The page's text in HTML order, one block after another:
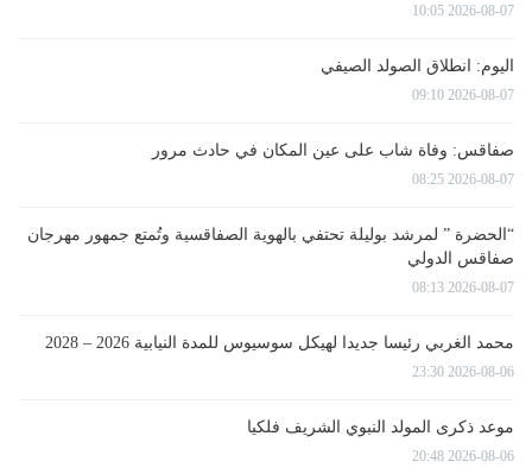
2026-08-07 10:05
اليوم: انطلاق الصولد الصيفي
2026-08-07 09:10
صفاقس: وفاة شاب على عين المكان في حادث مرور
2026-08-07 08:25
“الحضرة ” لمرشد بوليلة تحتفي بالهوية الصفاقسية وتُمتع جمهور مهرجان
صفاقس الدولي
2026-08-07 08:13
محمد الغربي رئيسا جديدا لهيكل سوسيوس للمدة النيابية 2026 – 2028
2026-08-06 23:30
موعد ذكرى المولد النبوي الشريف فلكيا
2026-08-06 20:48